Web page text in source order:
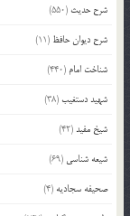
شرح حدیث (550)
شرح دیوان حافظ (11)
شناخت امام (440)
شهید دستغیب(38)
شیخ مفید(42)
شیعه شناسی (69)
صحیفه سجادیه (4)